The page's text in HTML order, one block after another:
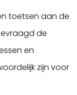
toetsen aan de
de
en
zijn voor